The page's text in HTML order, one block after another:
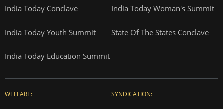
India Today Conclave India Today Woman's Summit
India Today Youth Summit State Of The States Conclave
India Today Education Summit
WELFARE: SYNDICATION: